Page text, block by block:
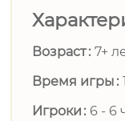
Возраст 7+
Время игры
Игроки
6 - 6